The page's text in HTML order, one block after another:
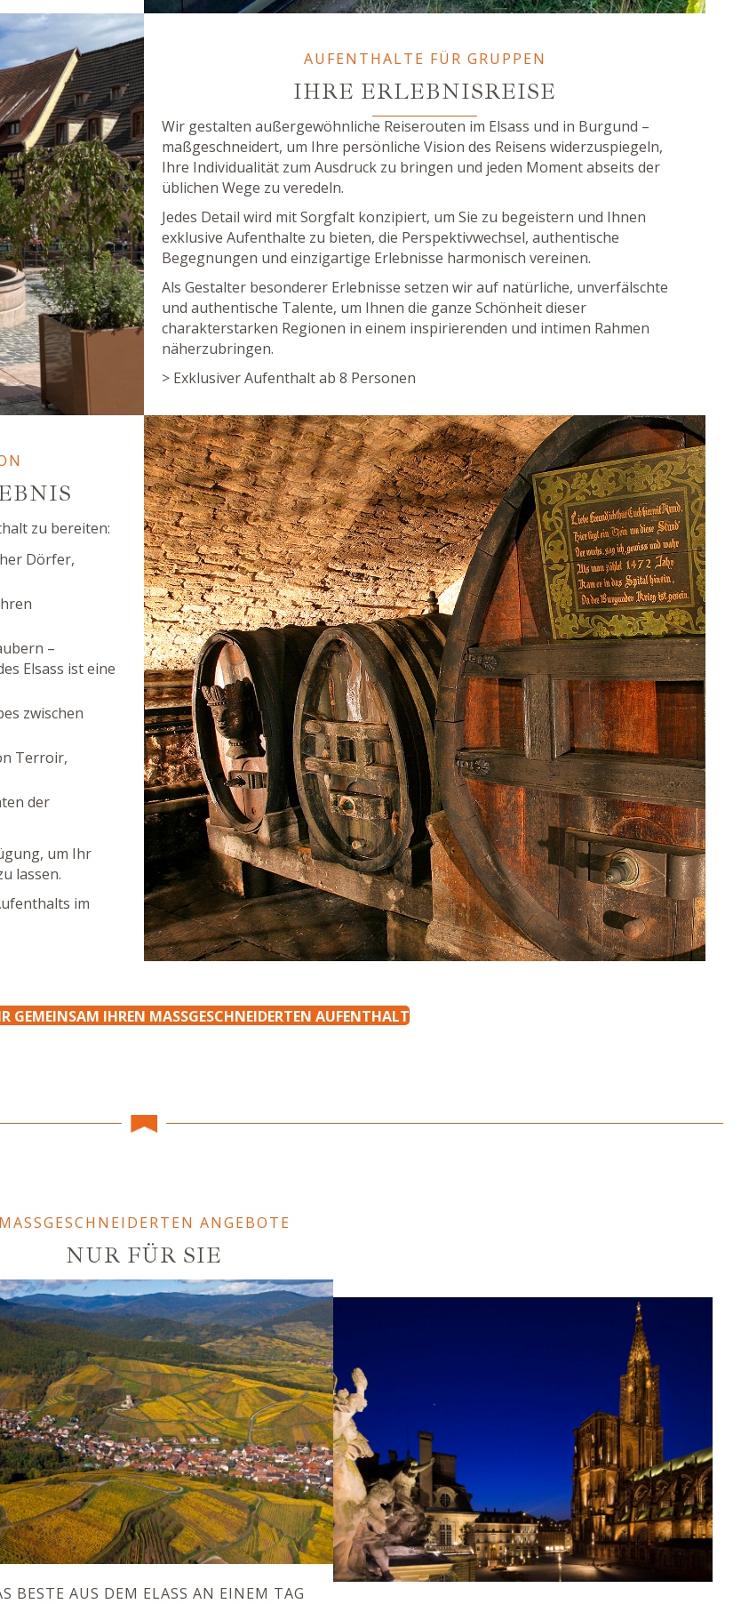
AUFENTHALTE FÜR GRUPPEN
IHRE ERLEBNISREISE
Wir gestalten außergewöhnliche Reiserouten im Elsass und in Burgund –
maßgeschneidert, um Ihre persönliche Vision des Reisens widerzuspiegeln,
Ihre Individualität zum Ausdruck zu bringen und jeden Moment abseits der
üblichen Wege zu veredeln.
Jedes Detail wird mit Sorgfalt konzipiert, um Sie zu begeistern und Ihnen
exklusive Aufenthalte zu bieten, die Perspektivwechsel, authentische
Begegnungen und einzigartige Erlebnisse harmonisch vereinen.
Als Gestalter besonderer Erlebnisse setzen wir auf natürliche, unverfälschte
und authentische Talente, um Ihnen die ganze Schönheit dieser
charakterstarken Regionen in einem inspirierenden und intimen Rahmen
näherzubringen.
> Exklusiver Aufenthalt ab 8 Personen
zu bereiten:
Dörfer,
–
Elsass ist eine
zwischen
Terroir,
der
um Ihr
lassen.
im
GEMEINSAM IHREN MASSGESCHNEIDERTEN AUFENTHALT
MASSGESCHNEIDERTEN ANGEBOTE
NUR FÜR SIE
BESTE AUS DEM ELASS AN EINEM TAG